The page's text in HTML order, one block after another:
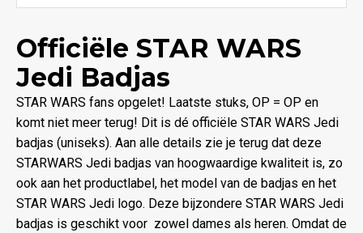
Officiële STAR WARS
Jedi Badjas
STAR WARS fans opgelet! Laatste stuks, OP = OP en
komt niet meer terug! Dit is dé officiële STAR WARS Jedi
badjas (uniseks). Aan alle details zie je terug dat deze
STARWARS Jedi badjas van hoogwaardige kwaliteit is, zo
ook aan het productlabel, het model van de badjas en het
STAR WARS Jedi logo. Deze bijzondere STAR WARS Jedi
badjas is geschikt voor zowel dames als heren. Omdat de